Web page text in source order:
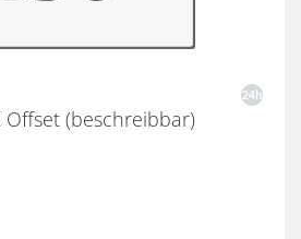
Offset (beschreibbar)